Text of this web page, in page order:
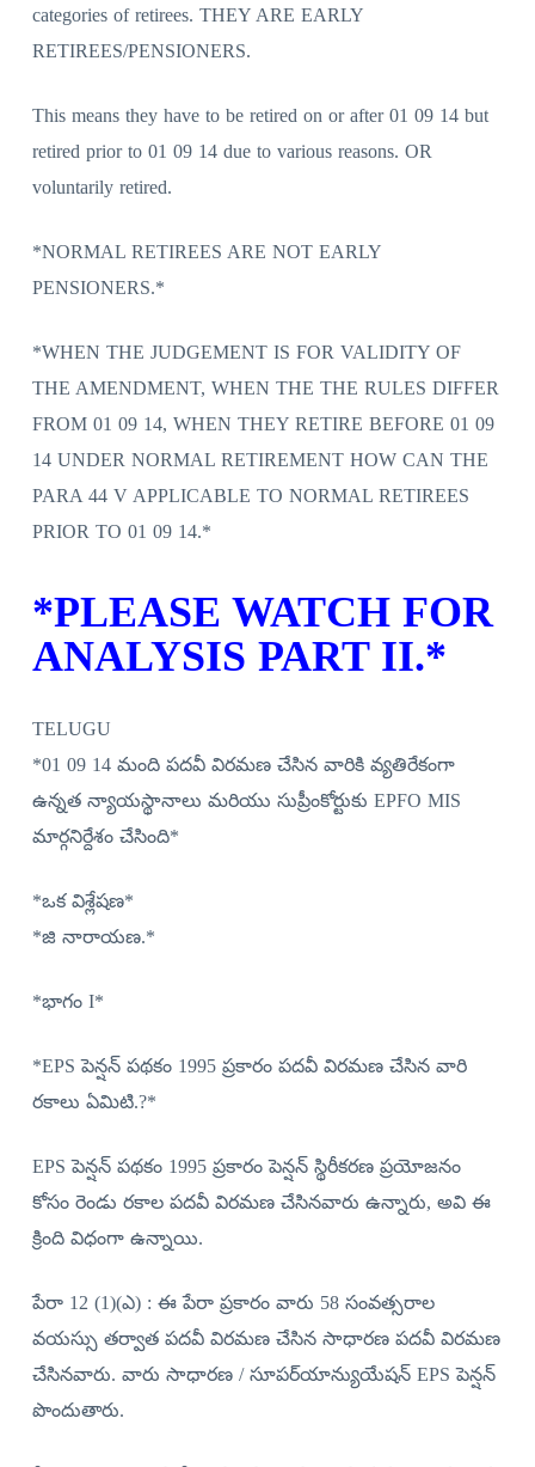
categories of retirees. THEY ARE EARLY
RETIREES/PENSIONERS.
This means they have to be retired on or after 01 09 14 but
retired prior to 01 09 14 due to various reasons. OR
voluntarily retired.
*NORMAL RETIREES ARE NOT EARLY
PENSIONERS.*
*WHEN THE JUDGEMENT IS FOR VALIDITY OF
THE AMENDMENT, WHEN THE THE RULES DIFFER
FROM 01 09 14, WHEN THEY RETIRE BEFORE 01 09
14 UNDER NORMAL RETIREMENT HOW CAN THE
PARA 44 V APPLICABLE TO NORMAL RETIREES
PRIOR TO 01 09 14.*
*PLEASE WATCH FOR
ANALYSIS PART II.*
TELUGU
*01 09 14 మంది పదవీ విరమణ చేసిన వారికి వ్యతిరేకంగా
ఉన్నత న్యాయస్థానాలు మరియు సుప్రీంకోర్టుకు EPFO ​​MIS
మార్గనిర్దేశం చేసింది*
*ఒక విశ్లేషణ*
*జి నారాయణ.*
*భాగం I*
*EPS పెన్షన్ పథకం 1995 ప్రకారం పదవీ విరమణ చేసిన వారి
రకాలు ఏమిటి.?*
EPS పెన్షన్ పథకం 1995 ప్రకారం పెన్షన్ స్థిరీకరణ ప్రయోజనం
కోసం రెండు రకాల పదవీ విరమణ చేసినవారు ఉన్నారు, అవి ఈ
క్రింది విధంగా ఉన్నాయి.
పేరా 12 (1)(ఎ) : ఈ పేరా ప్రకారం వారు 58 సంవత్సరాల
వయస్సు తర్వాత పదవీ విరమణ చేసిన సాధారణ పదవీ విరమణ
చేసినవారు. వారు సాధారణ / సూపర్‌యాన్యుయేషన్ EPS పెన్షన్
పొందుతారు.